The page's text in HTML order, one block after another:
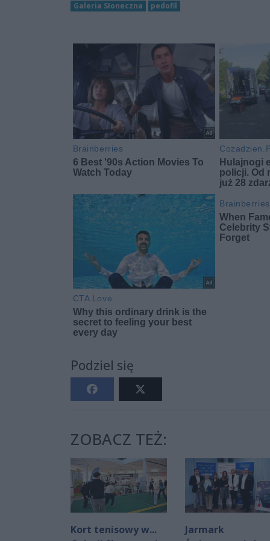
Galeria Słoneczna pedofil
Podziel się
ZOBACZ TEŻ:
Kort tenisowy w...
Jarmark